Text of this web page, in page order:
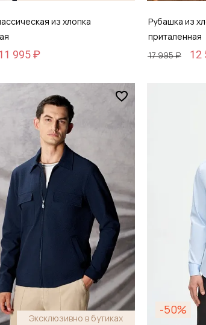
из хлопка
995 ₽
в корзину
Рубашка из
приталенная
17 995 ₽
12
Эксклюзивно в бутиках
-50%